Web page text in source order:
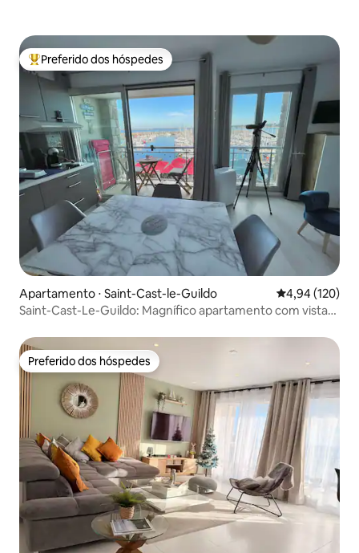
Entre os melhores preferidos dos hóspedes
Preferido dos hóspedes
Apartamento ⋅ Saint-Cast-le-Guildo 4,94 de uma
4,94 (120)
Saint-Cast-Le-Guildo: Magnífico apartamento com vista
Preferido dos hóspedes
Preferido dos hóspedes